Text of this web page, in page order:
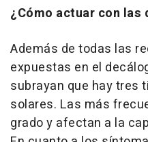
¿Cómo actuar con las
Además de todas las
expuestas en el
subrayan que hay tres
solares. Las más
grado y afectan a la